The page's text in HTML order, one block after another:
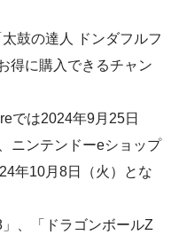
鼓の達人 ドンダフルフ
得に購入できるチャン
では2024年9月25日
ニンテンドーeショップ
年10月8日（火）とな
、「ドラゴンボールZ